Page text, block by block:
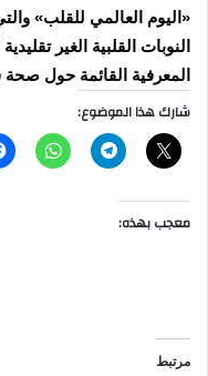
«اليوم العالمي للقلب»
النوبات القلبية الغير
المعرفية القائمة حول صحة
شارك هذا الموضوع:
معجب بهذه:
مرتبط